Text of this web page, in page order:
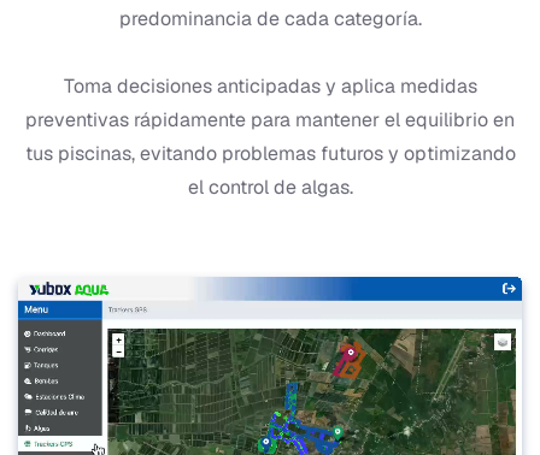
predominancia de cada categoría.
Toma decisiones anticipadas y aplica medidas
preventivas rápidamente para mantener el equilibrio en
tus piscinas, evitando problemas futuros y optimizando
el control de algas.